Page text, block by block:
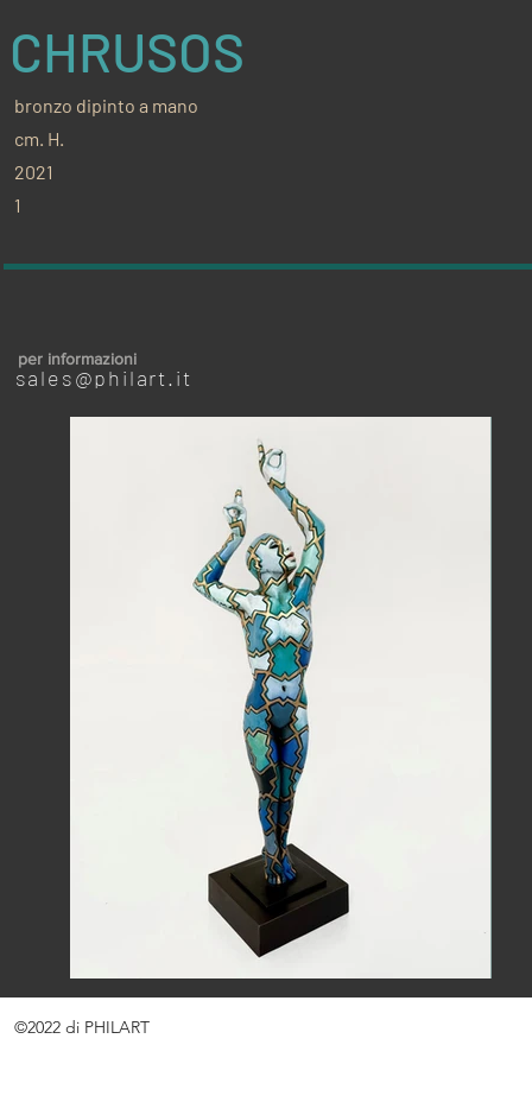
CHRUSOS
bronzo dipinto a mano
cm. H.
2021
1
per informazioni
sales@philart.it
©2022 di PHILART